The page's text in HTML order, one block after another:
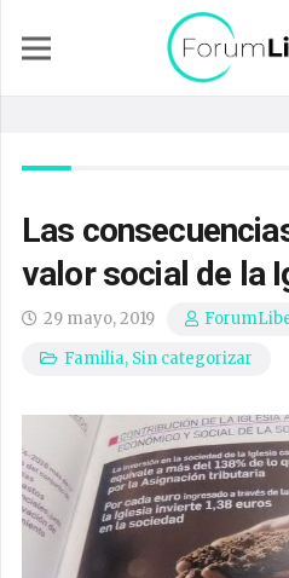
Las
valor social de la
29 mayo, 2019
Familia, Sin categorizar